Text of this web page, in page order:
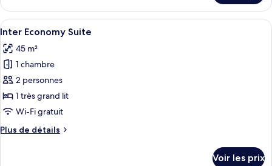
Premium
le
type
de
Park
Boutique
Afficher
toutes
les
photos
pour
ce
type
chambre :
Une chambre d’hôtel avec un
4
Inter Economy Suite
45 m²
1 chambre
2 personnes
1 très grand lit
Wi-Fi gratuit
Plus de détails
Plus
Voir les prix